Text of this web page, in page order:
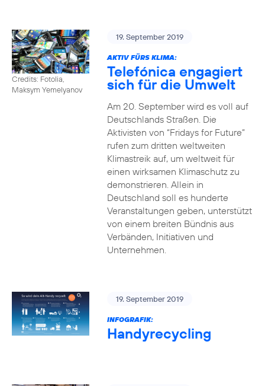
Credits: Fotolia,
Maksym Yemelyanov
19. September 2019
AKTIV FÜRS KLIMA:
Telefónica engagiert
sich für die Umwelt
Am 20. September wird es voll auf
Deutschlands Straßen. Die
Aktivisten von “Fridays for Future”
rufen zum dritten weltweiten
Klimastreik auf, um weltweit für
einen wirksamen Klimaschutz zu
demonstrieren. Allein in
Deutschland soll es hunderte
Veranstaltungen geben, unterstützt
von einem breiten Bündnis aus
Verbänden, Initiativen und
Unternehmen.
19. September 2019
INFOGRAFIK:
Handyrecycling